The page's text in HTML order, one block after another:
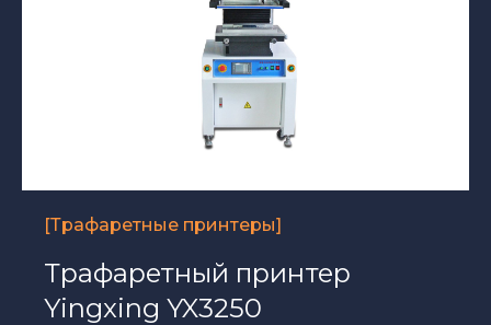
[Трафаретные принтеры]
Трафаретный принтер
Yingxing YX3250